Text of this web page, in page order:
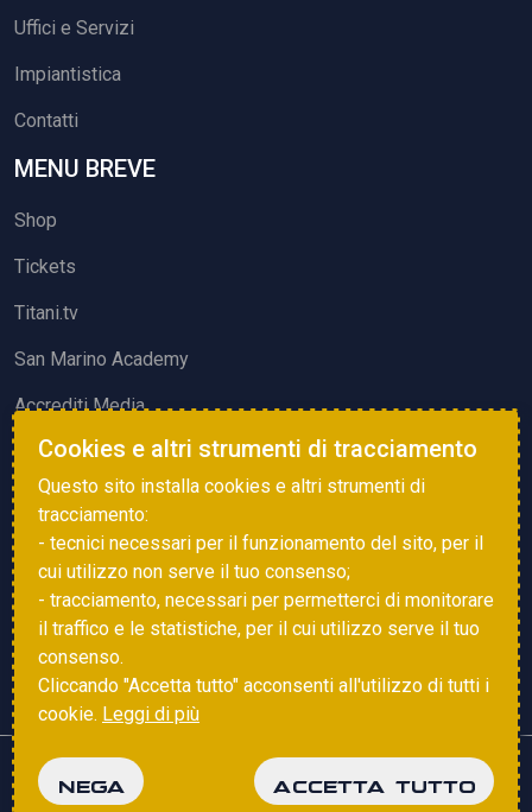
Uffici e Servizi
Impiantistica
Contatti
MENU BREVE
Shop
Tickets
Titani.tv
San Marino Academy
Accrediti Media
ATTIVITÀ ED EVENTI
Squadre di Calcio
Associazione Sammarinese Arbitri
Vota gol e parata
Copyright © 2025 FSGC. Tutti i diritti riservati
Cookies e altri strumenti di tracciamento
Questo sito installa cookies e altri strumenti di
tracciamento:
- tecnici necessari per il funzionamento del sito, per il
cui utilizzo non serve il tuo consenso;
- tracciamento, necessari per permetterci di monitorare
il traffico e le statistiche, per il cui utilizzo serve il tuo
consenso.
Cliccando "Accetta tutto" acconsenti all'utilizzo di tutti i
cookie. Leggi di più
NEGA ACCETTA TUTTO